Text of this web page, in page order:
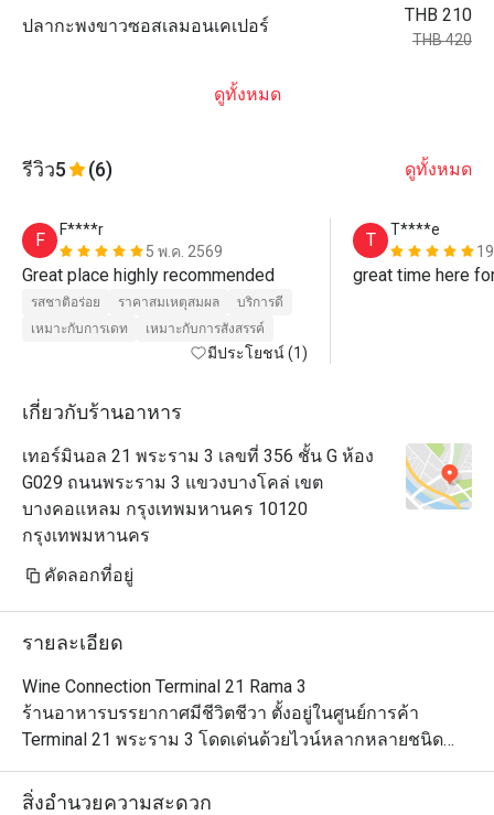
ปลากะพงขาวซอสเลมอนเคเปอร์
THB 210
THB 420
ดูทั้งหมด
รีวิว5 (6) ดูทั้งหมด
F
F****r
5 พ.ค. 2569
รสชาติอร่อย ราคาสมเหตุสมผล
บริการดี
เหมาะกับการเดท
เหมาะกับการสังสรรค์
มีประโยชน์ (1)
T
T****e
เกี่ยวกับร้านอาหาร
เทอร์มินอล 21 พระราม 3 เลขที่ 356 ชั้น G ห้อง
G029 ถนนพระราม 3 แขวงบางโคล่ เขต
บางคอแหลม กรุงเทพมหานคร 10120
กรุงเทพมหานคร
คัดลอกที่อยู่
รายละเอียด
Wine Connection Terminal 21 Rama 3
ร้านอาหารบรรยากาศมีชีวิตชีวา ตั้งอยู่ในศูนย์การค้า
Terminal 21 พระราม 3 โดดเด่นด้วยไวน์หลากหลายชนิด
และเมนูอาหารรสเลิศ พร้อมบรรยากาศอบอุ่น เหมาะสำหรับ
ทั้งมื้ออาหารสบาย ๆ และโอกาสพิเศษ
สิ่งอำนวยความสะดวก